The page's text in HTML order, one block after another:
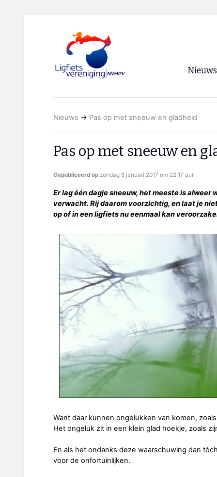
Nieuws
RSS
Nieuws → Pas op met sneeuw en gladheid
Pas op met sneeuw en
Gepubliceerd op zondag 8 januari 2017 om 22:17 uur
Er lag één dagje sneeuw, het meeste is alweer
verwacht. Rij daarom voorzichtig, en laat je
op of in een ligfiets nu eenmaal kan
Want daar kunnen ongelukken van komen,
Het ongeluk zit in een klein glad hoekje, zoals
En als het ondanks deze waarschuwing dan
voor de onfortuinlijken.